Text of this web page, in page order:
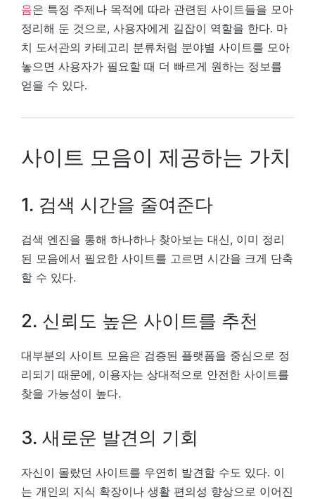
음은 특정 주제나 목적에 따라 관련된 사이트들을 모아
정리해 둔 것으로, 사용자에게 길잡이 역할을 한다. 마
치 도서관의 카테고리 분류처럼 분야별 사이트를 모아
놓으면 사용자가 필요할 때 더 빠르게 원하는 정보를
얻을 수 있다.
사이트 모음이 제공하는 가치
1. 검색 시간을 줄여준다
검색 엔진을 통해 하나하나 찾아보는 대신, 이미 정리
된 모음에서 필요한 사이트를 고르면 시간을 크게 단축
할 수 있다.
2. 신뢰도 높은 사이트를 추천
대부분의 사이트 모음은 검증된 플랫폼을 중심으로 정
리되기 때문에, 이용자는 상대적으로 안전한 사이트를
찾을 가능성이 높다.
3. 새로운 발견의 기회
자신이 몰랐던 사이트를 우연히 발견할 수도 있다. 이
는 개인의 지식 확장이나 생활 편의성 향상으로 이어진